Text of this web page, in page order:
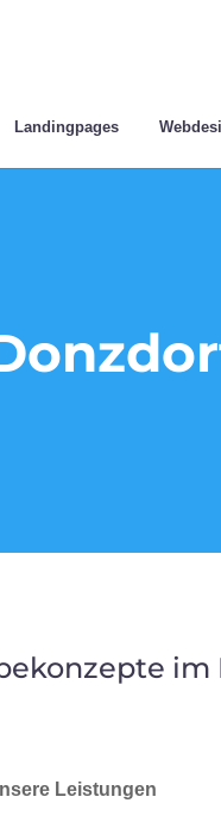
Landingpages
im
Leistungen